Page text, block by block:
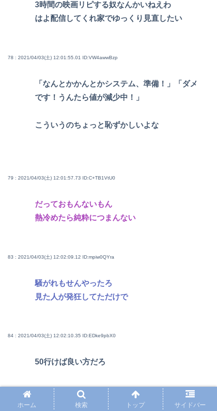
3時間の映画リピする奴なんかいねえわ
はよ配信してくれ家でゆっくり見直したい
78 : 2021/04/03(土) 12:01:55.01 ID:VW4awwBzp
「なんとかかんとかシステム、準備！」「ダメ
です！うんたら値が減少中！」
こういうのちょっと恥ずかしいよな
79 : 2021/04/03(土) 12:01:57.73 ID:C+TB1VtU0
だっておもんないもん
熱冷めたら純粋につまんない
83 : 2021/04/03(土) 12:02:09.12 ID:mpiw0QYra
騒がれもせんやったろ
見た人が発狂してただけで
84 : 2021/04/03(土) 12:02:10.35 ID:EDke9pbX0
50行けば良い方だろ
86 : 2021/04/03(土) 12:02:18.54 ID:bWPvBffO0
ホーム 検索 トップ サイドバー